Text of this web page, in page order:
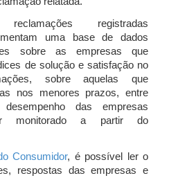
registradas
uma base de dados
sobre as empresas que
de solução e satisfação no
sobre aquelas que
nos menores prazos, entre
das empresas
monitorado a partir do
Consumidor, é possível ler o
respostas das empresas e